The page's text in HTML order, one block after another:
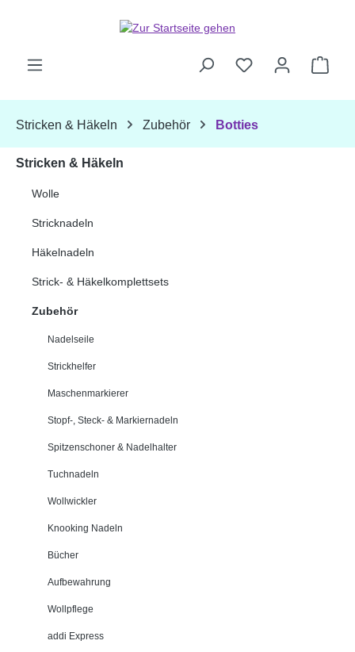
Stricken & Häkeln Zubehör Botties
Stricken & Häkeln
Wolle
Stricknadeln
Häkelnadeln
Strick- & Häkelkomplettsets
Zubehör
Nadelseile
Strickhelfer
Maschenmarkierer
Stopf-, Steck- & Markiernadeln
Spitzenschoner & Nadelhalter
Tuchnadeln
Wollwickler
Knooking Nadeln
Bücher
Aufbewahrung
Wollpflege
addi Express